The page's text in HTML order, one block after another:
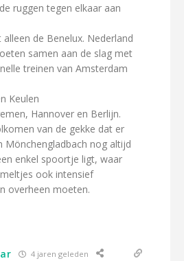
ruggen tegen elkaar aan
de Benelux. Nederland
samen aan de slag met
treinen van Amsterdam
Keulen
Hannover en Berlijn.
van de gekke dat er
Mönchengladbach nog altijd
enkel spoortje ligt, waar
ook intensief
overheen moeten.
4 jaren geleden